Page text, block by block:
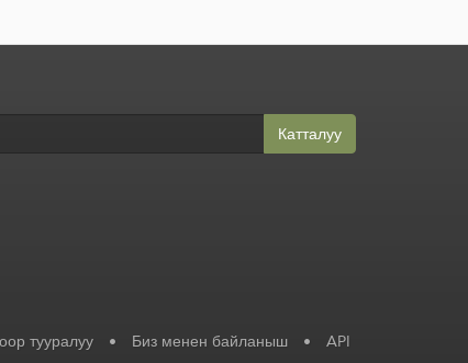
Катталуу
тууралуу • Биз менен байланыш • API